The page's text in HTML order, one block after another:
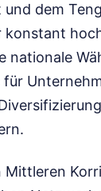
dem
nationale
für